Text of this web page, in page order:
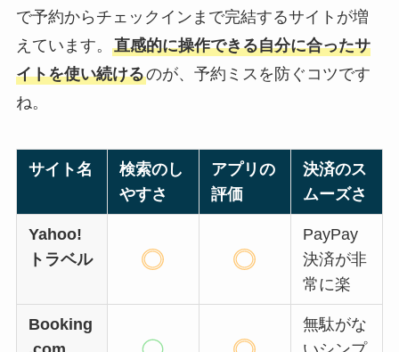
で予約からチェックインまで完結するサイトが増
えています。 直感的に操作できる自分に合ったサ
イトを使い続けるのが、予約ミスを防ぐコツです
ね。
サイト名
検索のし
やすさ
アプリの
評価
決済のス
ムーズさ
Yahoo!
トラベル
PayPay
決済が非
常に楽
Booking
無駄がな